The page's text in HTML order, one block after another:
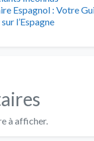
Espagnol : Votre
l’Espagne
à afficher.